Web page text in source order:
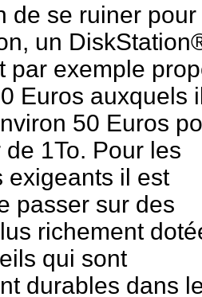
de se ruiner
un
par exemple
Euros auxquels
50 Euros
1To. Pour les
exigeants il est
passer sur des
richement
qui sont
durables dans